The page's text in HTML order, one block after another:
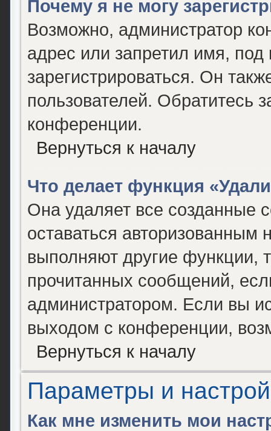
Почему я не могу
Возможно, администратор
адрес или запретил имя,
зарегистрироваться. Он
пользователей. Обратитесь
конференции.
Вернуться к началу
Что делает функция
Она удаляет все созданные
оставаться авторизованным
выполняют другие функции,
прочитанных сообщений,
администратором. Если вы
выходом с конференции,
Вернуться к началу
Параметры и
Как мне изменить мои